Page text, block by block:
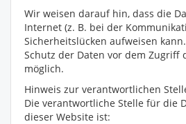
Wir weisen darauf hin, dass die
Internet (z. B. bei der
Sicherheitslücken aufweisen
Schutz der Daten vor dem
möglich.
Hinweis zur verantwortlichen
Die verantwortliche Stelle für die
dieser Website ist: